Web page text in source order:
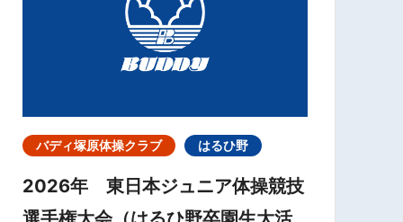
バディ塚原体操クラブ はるひ野
2026年 東日本ジュニア体操競技